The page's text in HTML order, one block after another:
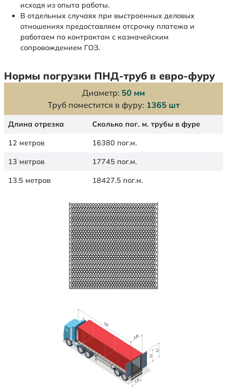
исходя из опыта работы.
В отдельных случаях при выстроенных деловых
отношениях предоставляем отсрочку платежа и
работаем по контрактам с казначейским
сопровождением ГОЗ.
Нормы погрузки ПНД-труб в евро-фуру
Диаметр: 50 мм
Труб поместится в фуру: 1365 шт
Длина отрезка Сколько пог. м. трубы в фуре
12 метров 16380 пог.м.
13 метров 17745 пог.м.
13.5 метров 18427.5 пог.м.